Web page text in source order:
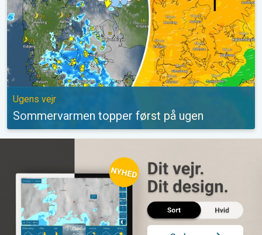
Ugens vejr
Sommervarmen topper først på ugen